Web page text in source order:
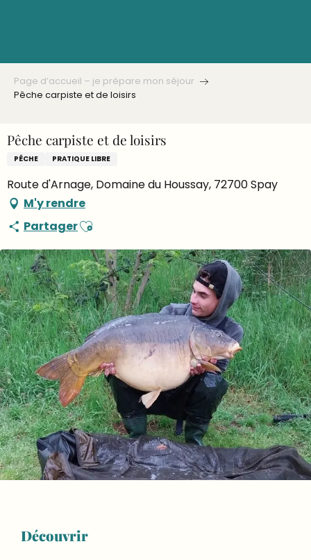
Découvrir
Page d’accueil – je prépare mon séjour
Pêche carpiste et de loisirs
Pêche carpiste et de loisirs
PÊCHE PRATIQUE LIBRE
Route d'Arnage, Domaine du Houssay, 72700 Spay
M'y rendre
PartagerAjouter aux favoris